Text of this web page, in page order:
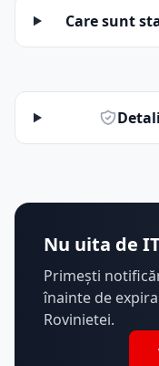
Care sunt
Nu uita de
Primești
înainte de
Rovinietei.